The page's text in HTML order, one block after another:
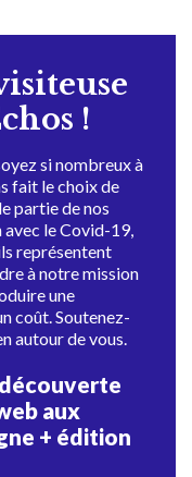
!
si nombreux à
fait le choix de
partie de nos
le Covid-19,
représentent
à notre mission
une
coût. Soutenez-
autour de vous.
aux
+ édition